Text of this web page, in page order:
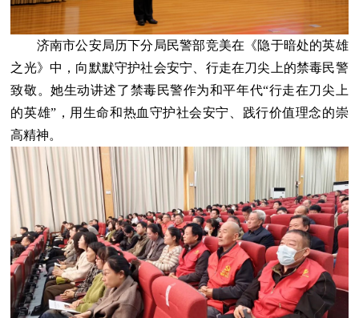
济南市公安局历下分局民警部竞美在《隐于暗处的英雄
之光》中，向默默守护社会安宁、行走在刀尖上的禁毒民警
致敬。她生动讲述了禁毒民警作为和平年代“行走在刀尖上
的英雄”，用生命和热血守护社会安宁、践行价值理念的崇
高精神。